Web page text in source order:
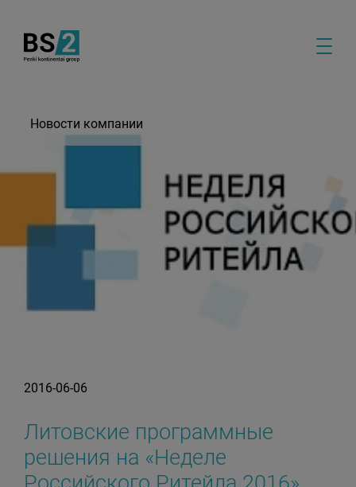
Новости компании
2016-06-06
Литовские программные
решения на «Неделе